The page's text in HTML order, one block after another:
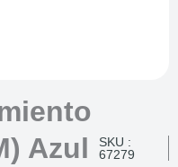
Azul
SKU :
67279